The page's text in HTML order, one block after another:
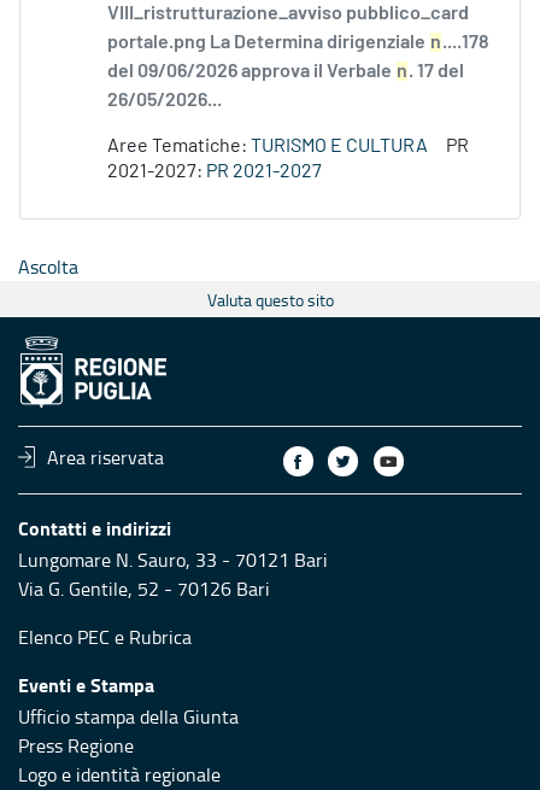
VIII_ristrutturazione_avviso pubblico_card
portale.png La Determina dirigenziale n....178
del 09/06/2026 approva il Verbale n. 17 del
26/05/2026...
Aree Tematiche: TURISMO E CULTURA
PR
2021-2027: PR 2021-2027
Ascolta
Valuta questo sito
Area riservata
Contatti e indirizzi
Lungomare N. Sauro, 33 - 70121 Bari
Via G. Gentile, 52 - 70126 Bari
Elenco PEC e Rubrica
Eventi e Stampa
Ufficio stampa della Giunta
Press Regione
Logo e identità regionale